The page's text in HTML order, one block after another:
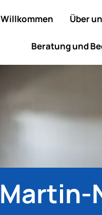
Willkommen Über
Beratung und
Martin-